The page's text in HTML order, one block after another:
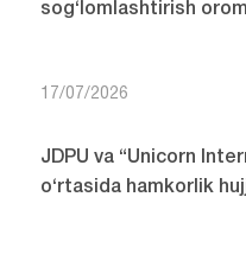
sog‘lomlashtirish
17/07/2026
JDPU va “Unicorn
o‘rtasida hamkorlik